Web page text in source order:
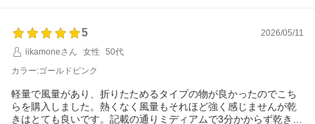
を開始してください。
今後も変わらぬご愛顧のほど、よろしくお願いいたします。
5
2026/05/11
iikamoneさん
女性
50代
カラー:ゴールドピンク
軽量で風量があり、折りたためるタイプの物が良かったのでこち
らを購入しました。熱くなく風量もそれほど強く感じませんが乾
きはとても良いです。記載の通りミディアムで3分かからず乾きま